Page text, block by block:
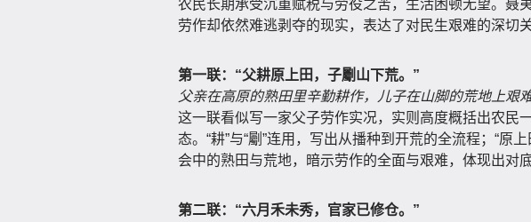
农民长期承受沉重赋税与劳役之苦，生活困顿无望。聂
劳作却依然难逃剥夺的现实，表达了对民生艰难的深切
第一联：“父耕原上田，子劚山下荒。”
父亲在高原的熟田里辛勤耕作，儿子在山脚的荒地上艰难
这一联看似写一家父子劳作实况，实则高度概括出农民
态。“耕”与“劚”连用，写出从播种到开荒的全流程；“原
会中的熟田与荒地，暗示劳作的全面与艰难，体现出对
第二联：“六月禾未秀，官家已修仓。”